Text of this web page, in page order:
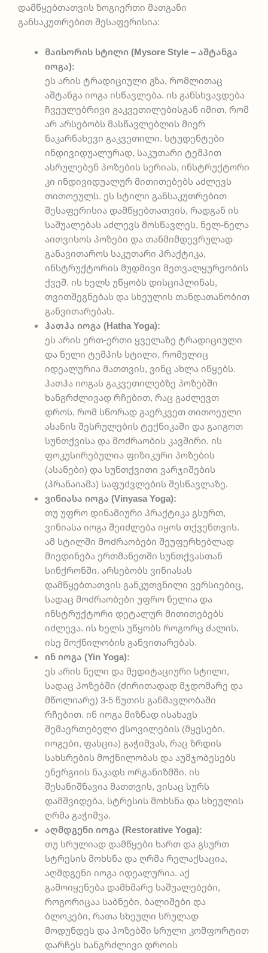
დამწყებთათვის ზოგიერთი მათგანი
განსაკუთრებით შესაფერისია:
მაისორის სტილი (Mysore Style – აშტანგა
იოგა):
ეს არის ტრადიციული გზა, რომლითაც
აშტანგა იოგა ისწავლება. ის განსხვავდება
ჩვეულებრივი გაკვეთილებისგან იმით, რომ
არ არსებობს მასწავლებლის მიერ
ნაკარნახევი გაკვეთილი. სტუდენტები
ინდივიდუალურად, საკუთარი ტემპით
ასრულებენ პოზების სერიას, ინსტრუქტორი
კი ინდივიდუალურ მითითებებს აძლევს
თითოეულს. ეს სტილი განსაკუთრებით
შესაფერისია დამწყებთათვის, რადგან ის
საშუალებას აძლევს მოსწავლეს, ნელ-ნელა
აითვისოს პოზები და თანმიმდევრულად
განავითაროს საკუთარი პრაქტიკა,
ინსტრუქტორის მუდმივი მეთვალყურეობის
ქვეშ. ის ხელს უწყობს დისციპლინას,
თვითშეგნებას და სხეულის თანდათანობით
განვითარებას.
ჰათჰა იოგა (Hatha Yoga):
ეს არის ერთ-ერთი ყველაზე ტრადიციული
და ნელი ტემპის სტილი, რომელიც
იდეალურია მათთვის, ვინც ახლა იწყებს.
ჰათჰა იოგას გაკვეთილებზე პოზებში
ხანგრძლივად რჩებით, რაც გაძლევთ
დროს, რომ სწორად გაერკვეთ თითოეული
ასანის შესრულების ტექნიკაში და გაიგოთ
სუნთქვისა და მოძრაობის კავშირი. ის
ფოკუსირებულია ფიზიკური პოზების
(ასანები) და სუნთქვითი ვარჯიშების
(პრანაიამა) საფუძვლების შესწავლაზე.
ვინიასა იოგა (Vinyasa Yoga):
თუ უფრო დინამიური პრაქტიკა გსურთ,
ვინიასა იოგა შეიძლება იყოს თქვენთვის.
ამ სტილში მოძრაობები შეუფერხებლად
მიედინება ერთმანეთში სუნთქვასთან
სინქრონში. არსებობს ვინიასას
დამწყებთათვის განკუთვნილი ვერსიებიც,
სადაც მოძრაობები უფრო ნელია და
ინსტრუქტორი დეტალურ მითითებებს
იძლევა. ის ხელს უწყობს როგორც ძალის,
ისე მოქნილობის განვითარებას.
ინ იოგა (Yin Yoga):
ეს არის ნელი და მედიტაციური სტილი,
სადაც პოზებში (ძირითადად მჯდომარე და
მწოლიარე) 3-5 წუთის განმავლობაში
რჩებით. ინ იოგა მიზნად ისახავს
შემაერთებელი ქსოვილების (მყესები,
იოგები, ფასცია) გაჭიმვას, რაც ზრდის
სახსრების მოქნილობას და აუმჯობესებს
ენერგიის ნაკადს ორგანიზმში. ის
შესანიშნავია მათთვის, ვისაც სურს
დამშვიდება, სტრესის მოხსნა და სხეულის
ღრმა გაჭიმვა.
აღმდგენი იოგა (Restorative Yoga):
თუ სრულიად დამწყები ხართ და გსურთ
სტრესის მოხსნა და ღრმა რელაქსაცია,
აღმდგენი იოგა იდეალურია. აქ
გამოიყენება დამხმარე საშუალებები,
როგორიცაა საბნები, ბალიშები და
ბლოკები, რათა სხეული სრულად
მოდუნდეს და პოზებში სრული კომფორტით
დარჩეს ხანგრძლივი დროის